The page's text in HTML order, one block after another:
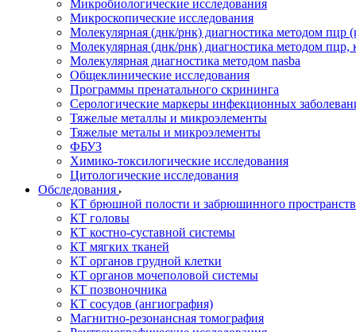
Микробиологические исследования
Микроскопические исследования
Молекулярная (днк/рнк) диагностика методом пцр
Молекулярная (днк/рнк) диагностика методом пцр,
Молекулярная диагностика методом nasba
Общеклинические исследования
Программы пренатального скрининга
Серологические маркеры инфекционных
Тяжелые металлы и микроэлементы
Тяжелые металы и микроэлементы
ФБУЗ
Химико-токсилогические исследования
Цитологические исследования
Обследования
КТ брюшной полости и забрюшинного
КТ головы
КТ костно-суставной системы
КТ мягких тканей
КТ органов грудной клетки
КТ органов мочеполовой системы
КТ позвоночника
КТ сосудов (ангиография)
Магнитно-резонансная томография